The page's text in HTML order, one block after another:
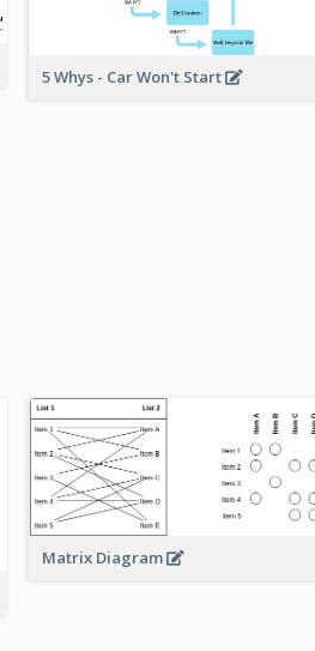
5 Whys - Car Won't Start
Matrix Diagram